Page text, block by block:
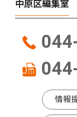
中原区編集室
情報